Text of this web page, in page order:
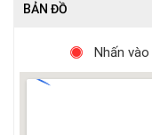
BẢN ĐỒ
Nhấn